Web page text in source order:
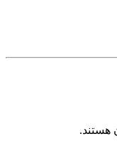
هستند.